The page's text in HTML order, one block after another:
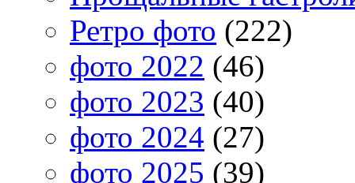
Ретро фото (222)
фото 2022 (46)
фото 2023 (40)
фото 2024 (27)
фото 2025 (39)